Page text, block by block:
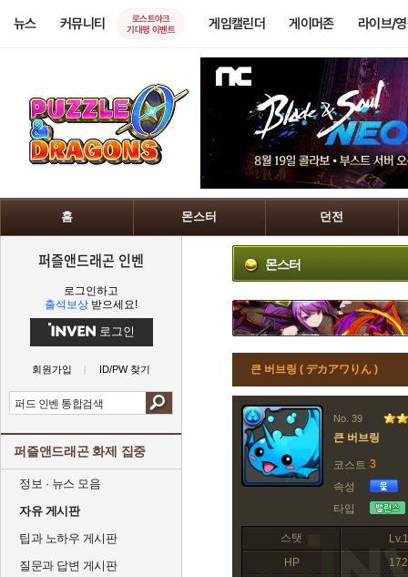
뉴스 커뮤니티
로스트아크
기대평 이벤트
게임캘린더 게이머존 라이브/
홈 몬스터 던전
퍼즐앤드래곤 인벤
로그인하고
출석보상 받으세요!
로그인
회원가입 ID/PW 찾기
퍼즐앤드래곤 화제 집중
정보 · 뉴스 모음
자유 게시판
팁과 노하우 게시판
질문과 답변 게시판
몬스터
큰 버브링 ( デカアワりん )
No. 39
큰 버브링
코스트 3
속성
타입
스탯
Lv.1
HP
172